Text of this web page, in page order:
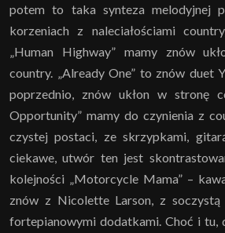
potem to taka synteza melodyjnej
korzeniach z naleciałościami
„Human Highway” mamy znów
country. „Already One” to znów duet
poprzednio, znów ukłon w stronę
Opportunity” mamy do czynienia z
czystej postaci, ze skrzypkami,
ciekawe, utwór ten jest
kolejności „Motorcycle Mama” –
znów z Nicolette Larson, z
fortepianowymi dodatkami. Choć i tu,